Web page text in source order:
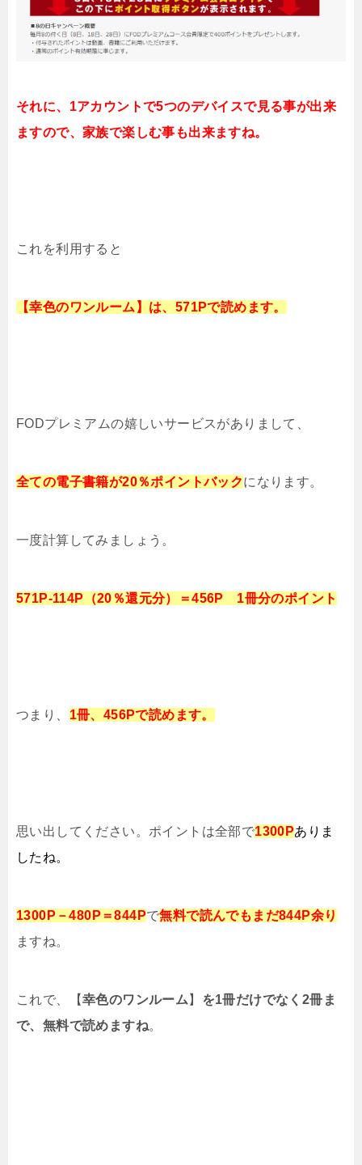
それに、1アカウントで5つのデバイスで見る事が出来
ますので、家族で楽しむ事も出来ますね。
これを利用すると
【幸色のワンルーム】は、571Pで読めます。
FODプレミアムの嬉しいサービスがありまして、
全ての電子書籍が20％ポイントバックになります。
一度計算してみましょう。
571P-114P（20％還元分）＝456P 1冊分のポイント
つまり、 1冊、 456Pで読めます。
思い出してください。ポイントは全部で1300Pありま
したね。
1300P－480P＝844Pで無料で読んでもまだ844P余り
ますね。
これで、【幸色のワンルーム 】 を1冊だけでなく2冊ま
で、無料で読めますね。